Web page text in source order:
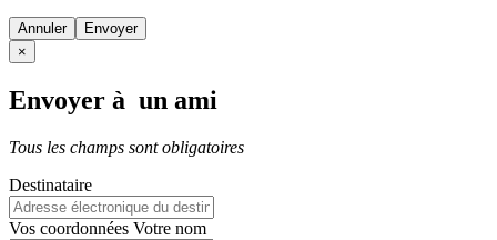
Annuler
×
Envoyer à un ami
Tous les champs sont obligatoires
Destinataire
Vos coordonnées Votre nom